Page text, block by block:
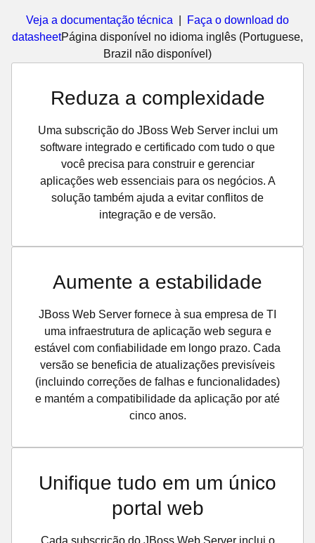
Veja a documentação técnica
Faça o download do
datasheetPágina disponível no idioma inglês (Portuguese,
Brazil não disponível)
Reduza a complexidade
Uma subscrição do JBoss Web Server inclui um
software integrado e certificado com tudo o que
você precisa para construir e gerenciar
aplicações web essenciais para os negócios. A
solução também ajuda a evitar conflitos de
integração e de versão.
Aumente a estabilidade
JBoss Web Server fornece à sua empresa de TI
uma infraestrutura de aplicação web segura e
estável com confiabilidade em longo prazo. Cada
versão se beneficia de atualizações previsíveis
(incluindo correções de falhas e funcionalidades)
e mantém a compatibilidade da aplicação por até
cinco anos.
Unifique tudo em um único
portal web
Cada subscrição do JBoss Web Server inclui o